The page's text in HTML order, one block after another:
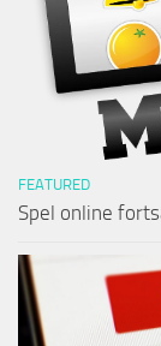
FEATURED
Spel online